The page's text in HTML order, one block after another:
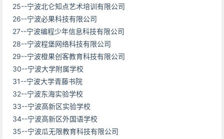
25--宁波北仑知点艺术培训有限公司
26--宁波必果科技有限公司
27--宁波编程少年信息科技有限公司
28--宁波程堡网络科技有限公司
29--宁波橙果创客教育科技有限公司
30--宁波大学附属学校
31--宁波大学青藤书院
32--宁波东海实验学校
33--宁波高新区实验学校
34--宁波高新区外国语学校
35--宁波瓜无限教育科技有限公司